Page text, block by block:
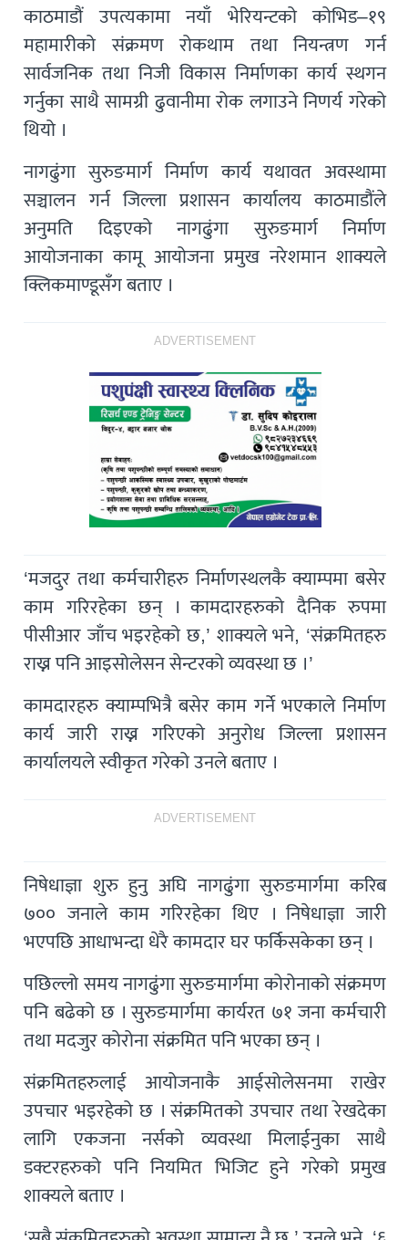
काठमाडौं उपत्यकामा नयाँ भेरियन्टको कोभिड–१९
महामारीको संक्रमण रोकथाम तथा नियन्त्रण गर्न
सार्वजनिक तथा निजी विकास निर्माणका कार्य स्थगन
गर्नुका साथै सामग्री ढुवानीमा रोक लगाउने निणर्य गरेको
थियो ।
नागढुंगा सुरुङमार्ग निर्माण कार्य यथावत अवस्थामा
सञ्चालन गर्न जिल्ला प्रशासन कार्यालय काठमाडौंले
अनुमति दिइएको नागढुंगा सुरुङमार्ग निर्माण
आयोजनाका कामू आयोजना प्रमुख नरेशमान शाक्यले
क्लिकमाण्डूसँग बताए ।
ADVERTISEMENT
‘मजदुर तथा कर्मचारीहरु निर्माणस्थलकै क्याम्पमा बसेर
काम गरिरहेका छन् । कामदारहरुको दैनिक रुपमा
पीसीआर जाँच भइरहेको छ,’ शाक्यले भने, ‘संक्रमितहरु
राख्न पनि आइसोलेसन सेन्टरको व्यवस्था छ ।’
कामदारहरु क्याम्पभित्रै बसेर काम गर्ने भएकाले निर्माण
कार्य जारी राख्न गरिएको अनुरोध जिल्ला प्रशासन
कार्यालयले स्वीकृत गरेको उनले बताए ।
ADVERTISEMENT
निषेधाज्ञा शुरु हुनु अघि नागढुंगा सुरुङमार्गमा करिब
७०० जनाले काम गरिरहेका थिए । निषेधाज्ञा जारी
भएपछि आधाभन्दा धेरै कामदार घर फर्किसकेका छन् ।
पछिल्लो समय नागढुंगा सुरुङमार्गमा कोरोनाको संक्रमण
पनि बढेको छ । सुरुङमार्गमा कार्यरत ७१ जना कर्मचारी
तथा मदजुर कोरोना संक्रमित पनि भएका छन् ।
संक्रमितहरुलाई आयोजनाकै आईसोलेसनमा राखेर
उपचार भइरहेको छ । संक्रमितको उपचार तथा रेखदेका
लागि एकजना नर्सको व्यवस्था मिलाईनुका साथै
डक्टरहरुको पनि नियमित भिजिट हुने गरेको प्रमुख
शाक्यले बताए ।